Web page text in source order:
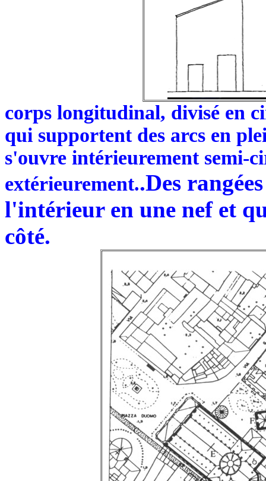
corps longitudinal, divisé en
qui supportent des arcs en
s'ouvre intérieurement semi-
extérieurement..Des
l'intérieur en une nef et
côté.